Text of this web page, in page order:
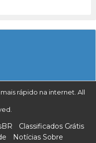
rápido na internet. All
Classificados Grátis
Notícias Sobre